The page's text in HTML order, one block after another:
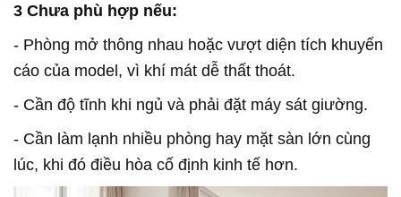
3 Chưa phù hợp nếu:
- Phòng mở thông nhau hoặc vượt diện tích khuyến
cáo của model, vì khí mát dễ thất thoát.
- Cần độ tĩnh khi ngủ và phải đặt máy sát giường.
- Cần làm lạnh nhiều phòng hay mặt sàn lớn cùng
lúc, khi đó điều hòa cố định kinh tế hơn.